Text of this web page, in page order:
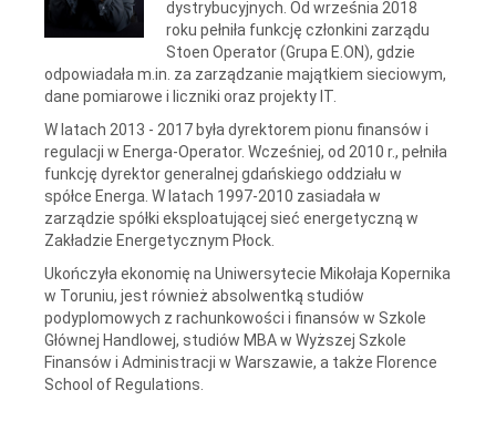
dystrybucyjnych. Od września 2018
roku pełniła funkcję członkini zarządu
Stoen Operator (Grupa E.ON), gdzie
odpowiadała m.in. za zarządzanie majątkiem sieciowym,
dane pomiarowe i liczniki oraz projekty IT.
W latach 2013 - 2017 była dyrektorem pionu finansów i
regulacji w Energa-Operator. Wcześniej, od 2010 r., pełniła
funkcję dyrektor generalnej gdańskiego oddziału w
spółce Energa. W latach 1997-2010 zasiadała w
zarządzie spółki eksploatującej sieć energetyczną w
Zakładzie Energetycznym Płock.
Ukończyła ekonomię na Uniwersytecie Mikołaja Kopernika
w Toruniu, jest również absolwentką studiów
podyplomowych z rachunkowości i finansów w Szkole
Głównej Handlowej, studiów MBA w Wyższej Szkole
Finansów i Administracji w Warszawie, a także Florence
School of Regulations.